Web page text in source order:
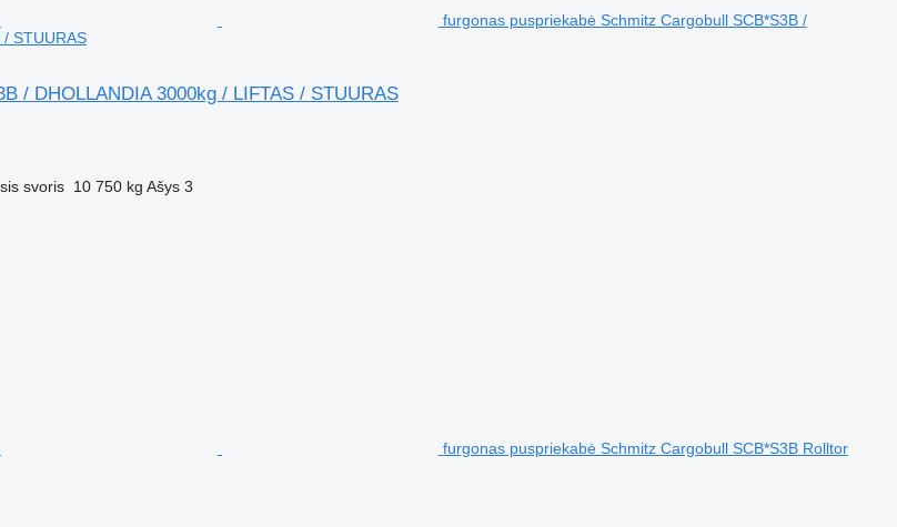
furgonas puspriekabė Schmitz Cargobull SCB*S3B /
STUURAS
/ DHOLLANDIA 3000kg / LIFTAS / STUURAS
svoris 10 750 kg Ašys 3
furgonas puspriekabė Schmitz Cargobull SCB*S3B Rolltor